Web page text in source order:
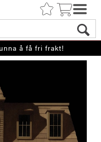
å få fri frakt!